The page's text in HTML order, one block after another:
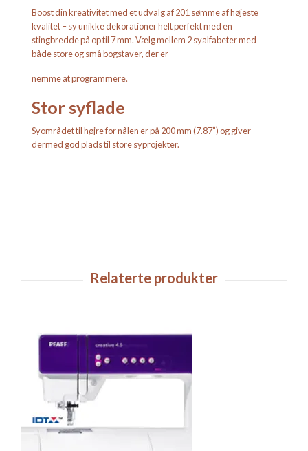
Boost din kreativitet med et udvalg af 201 sømme af højeste
kvalitet – sy unikke dekorationer helt perfekt med en
stingbredde på op til 7 mm. Vælg mellem 2 syalfabeter med
både store og små bogstaver, der er
nemme at programmere.
Stor syflade
Syområdet til højre for nålen er på 200 mm (7.87”) og giver
dermed god plads til store syprojekter.